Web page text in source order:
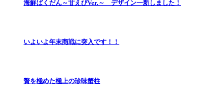
海鮮ばくだん～甘えびVer.～ デザイン一新しました！
いよいよ年末商戦に突入です！！
贅を極めた極上の珍味蟹柱